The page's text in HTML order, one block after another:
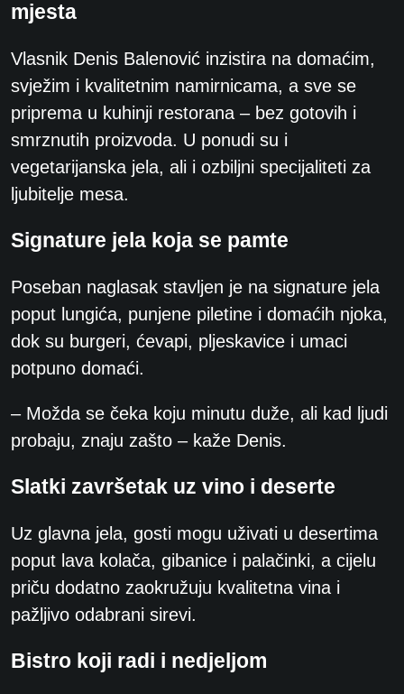
mjesta
Vlasnik Denis Balenović inzistira na domaćim,
svježim i kvalitetnim namirnicama, a sve se
priprema u kuhinji restorana – bez gotovih i
smrznutih proizvoda. U ponudi su i
vegetarijanska jela, ali i ozbiljni specijaliteti za
ljubitelje mesa.
Signature jela koja se pamte
Poseban naglasak stavljen je na signature jela
poput lungića, punjene piletine i domaćih njoka,
dok su burgeri, ćevapi, pljeskavice i umaci
potpuno domaći.
– Možda se čeka koju minutu duže, ali kad ljudi
probaju, znaju zašto – kaže Denis.
Slatki završetak uz vino i deserte
Uz glavna jela, gosti mogu uživati u desertima
poput lava kolača, gibanice i palačinki, a cijelu
priču dodatno zaokružuju kvalitetna vina i
pažljivo odabrani sirevi.
Bistro koji radi i nedjeljom